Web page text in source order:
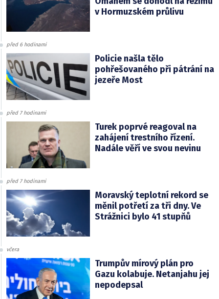
v Hormuzském průlivu
před 6 hodinami
Policie našla tělo
pohřešovaného při pátrání na
jezeře Most
před 7 hodinami
Turek poprvé reagoval na
zahájení trestního řízení.
Nadále věří ve svou nevinu
před 7 hodinami
Moravský teplotní rekord se
měnil potřetí za tři dny. Ve
Strážnici bylo 41 stupňů
včera
Trumpův mírový plán pro
Gazu kolabuje. Netanjahu jej
nepodepsal